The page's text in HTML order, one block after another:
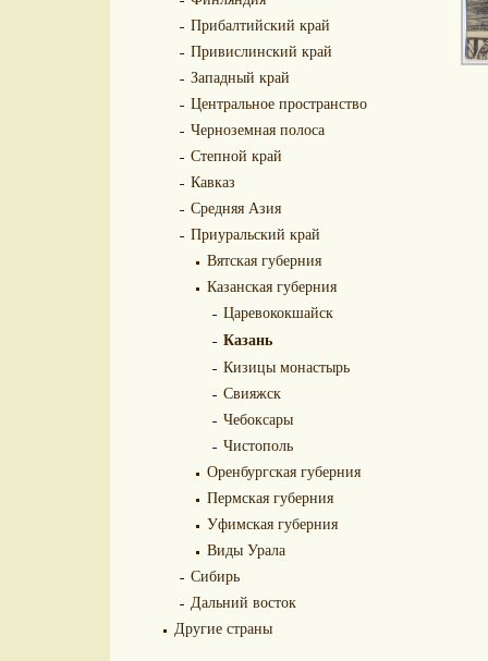
Прибалтийский край
Привислинский край
Западный край
Центральное пространство
Черноземная полоса
Степной край
Кавказ
Средняя Азия
Приуральский край
Вятская губерния
Казанская губерния
Царевококшайск
Казань
Кизицы монастырь
Свияжск
Чебоксары
Чистополь
Оренбургская губерния
Пермская губерния
Уфимская губерния
Виды Урала
Сибирь
Дальний восток
Другие страны